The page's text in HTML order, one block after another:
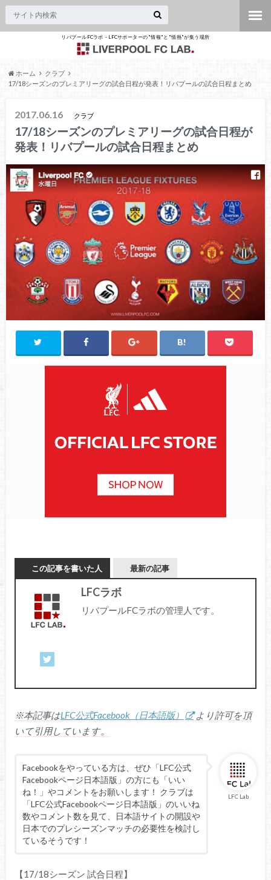
リバプールFCラボ – LFCサポーターの"情報"と"情熱"が集う場所
ホーム
クラブ
17/18シーズンのプレミアリーグの試合日程が発表！リバプールの試合日程まとめ
2017.06.16 クラブ
17/18シーズンのプレミアリーグの試合日程が
発表！リバプールの試合日程まとめ
この記事を書いた人 最新の記事
LFCラボ
リバプールFCラボの管理人です。
※本記事はLFC公式Facebook（日本語版）
より許可を頂
いて引用しています。
LFC Lab
Facebookをやっている方は、ぜひ「LFC公式
Facebookページ日本語版」の方にも「いい
ね！」やコメントをお願いします！ クラブは
「LFC公式Facebookページ日本語版」のいいね
数やコメント数を見て、日本語サイトの開設や
日本でのプレシーズンマッチの必要性を検討し
ているそうです！
【17/18シーズン 試合日程】